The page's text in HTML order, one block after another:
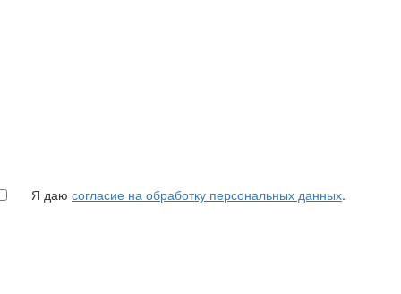
Я даю согласие на обработку персональных данных.